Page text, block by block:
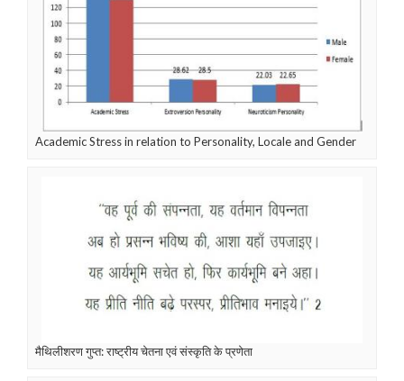
Academic Stress in relation to Personality, Locale and Gender
मैथिलीशरण गुप्त: राष्ट्रीय चेतना एवं संस्कृति के प्रणेता